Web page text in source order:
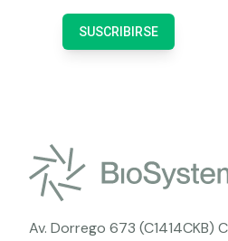
SUSCRIBIRSE
Av. Dorrego 673 (C1414CKB)